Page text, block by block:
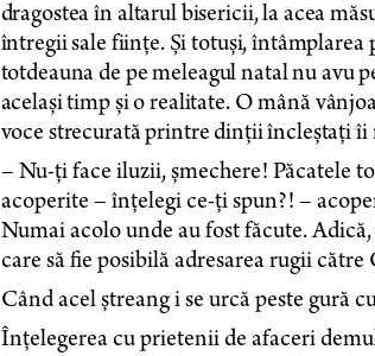
dragostea în altarul bisericii, la acea
întregii sale ființe. Și totuși, întâmplarea
totdeauna de pe meleagul natal nu avu
același timp și o realitate. O mână
voce strecurată printre dinții încleștați îi
– Nu-ți face iluzii, șmechere! Păcatele
acoperite – înțelegi ce-ți spun?! –
Numai acolo unde au fost făcute.
care să fie posibilă adresarea rugii
Când acel ștreang i se urcă peste gură
Înțelegerea cu prietenii de afaceri